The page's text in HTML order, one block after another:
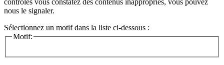
nous le signaler.
Sélectionnez un motif dans la liste ci-dessous :
Motif: